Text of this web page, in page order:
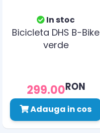
In stoc
Bicicleta DHS B-Bike
verde
299.00RON
Adauga in cos